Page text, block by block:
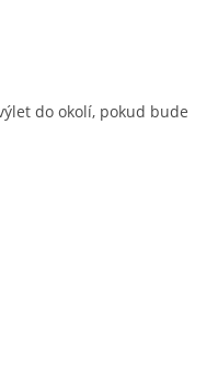
do okolí, pokud bude